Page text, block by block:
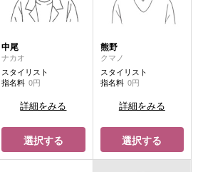
中尾
ナカオ
スタイリスト
指名料 0円
詳細をみる
選択する
熊野
クマノ
スタイリスト
指名料 0円
詳細をみる
選択する